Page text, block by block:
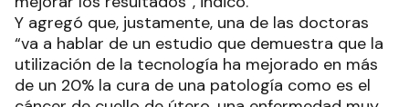
Y agregó que, justamente, una de las doctoras
“va a hablar de un estudio que demuestra que la
utilización de la tecnología ha mejorado en más
de un 20% la cura de una patología como es el